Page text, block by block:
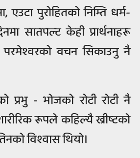
एउटा पुरोहितको निम्ति धर्म-
सातपल्ट केही प्रार्थनाहरू
परमेश्वरको वचन सिकाउनु नै
प्रभु - भोजको रोटी रोटी नै
रूपले कहिल्यै ख्रीष्टको
विश्वास थियो।